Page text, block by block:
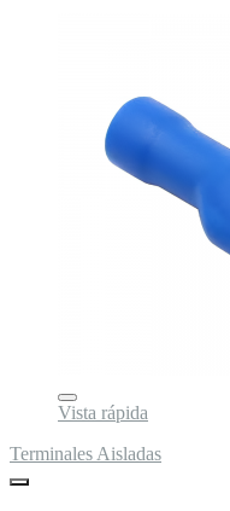
Vista rápida
Terminales Aisladas